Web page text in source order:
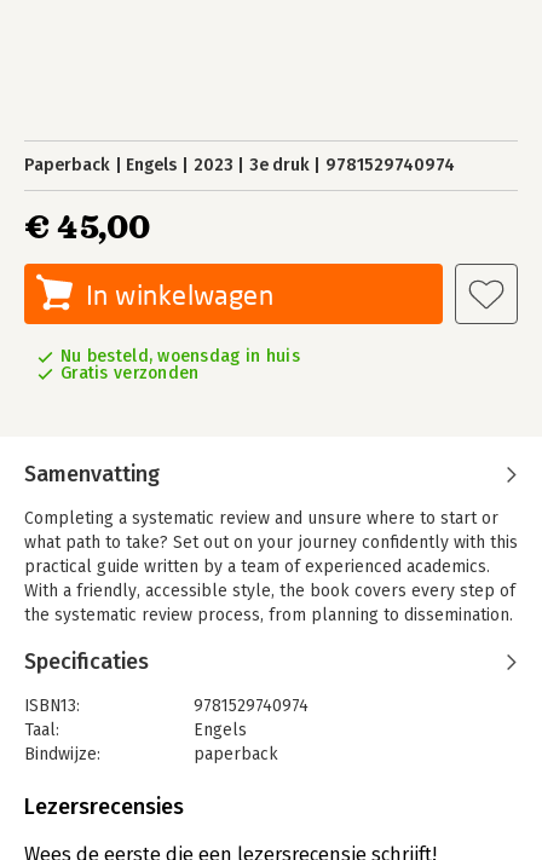
Paperback Engels 2023 3e druk 9781529740974
€ 45,00
In winkelwagen
Nu besteld, woensdag in huis
Gratis verzonden
Samenvatting
Completing a systematic review and unsure where to start or
what path to take? Set out on your journey confidently with this
practical guide written by a team of experienced academics.
With a friendly, accessible style, the book covers every step of
the systematic review process, from planning to dissemination.
This book will help you to:
• Work with qualitative, quantitative and mixed methods data
• Understand the how-to of systematic reviews with a range of
real-life examples and case studies
• Learn from students who have been in your shoes with FAQs
Specificaties
ISBN13:
9781529740974
Taal:
Engels
Bindwijze:
paperback
Uitgever:
Verschijningsdatum:
22-12-2023
Lezersrecensies
Wees de eerste die een lezersrecensie schrijft!